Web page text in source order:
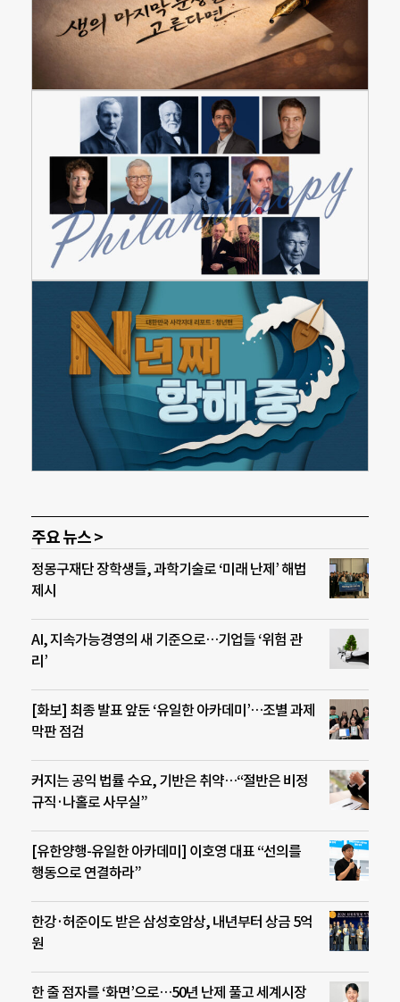
주요 뉴스 >
정몽구재단 장학생들, 과학기술로 ‘미래 난제’ 해법
제시
AI, 지속가능경영의 새 기준으로…기업들 ‘위험 관
리’
[화보] 최종 발표 앞둔 ‘유일한 아카데미’…조별 과제
막판 점검
커지는 공익 법률 수요, 기반은 취약…“절반은 비정
규직·나홀로 사무실”
[유한양행-유일한 아카데미] 이호영 대표 “선의를
행동으로 연결하라”
한강·허준이도 받은 삼성호암상, 내년부터 상금 5억
원
한 줄 점자를 ‘화면’으로…50년 난제 풀고 세계시장